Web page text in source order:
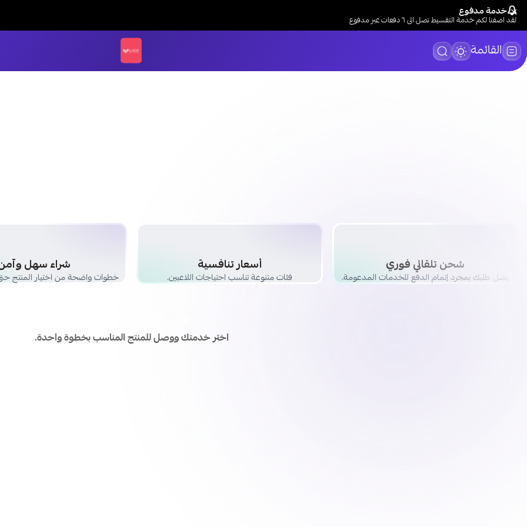
خدمة مدفوع
لقد اضفنا لكم خدمة التقسيط تصل الى ٦ دفعات عبر مدفوع
القائمة LUCK STORE
شحن تلقائي فوري
يصل طلبك بمجرد إتمام الدفع للخدمات المدعومة.
أسعار تنافسية
فئات متنوعة تناسب احتياجات اللاعبين.
شراء سهل
خطوات واضحة من اختيار المنتج
اختر خدمتك ووصل للمنتج المناسب بخطوة واحدة.